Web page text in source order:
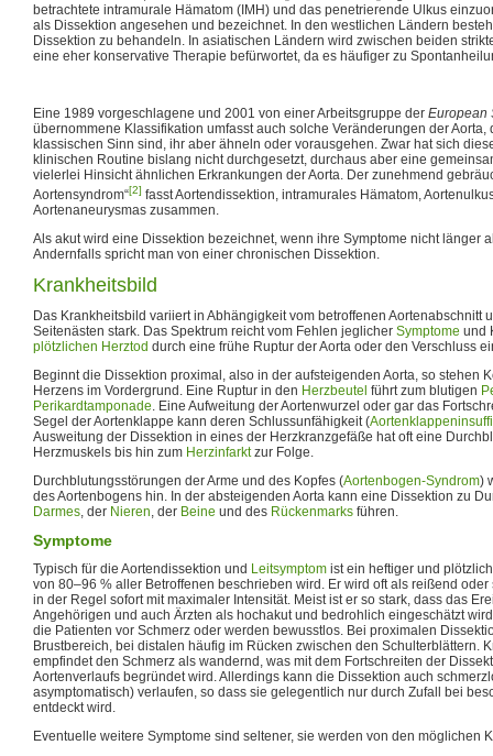
betrachtete intramurale Hämatom (IMH) und das penetrierende Ulkus
als Dissektion angesehen und bezeichnet. In den westlichen Ländern
Dissektion zu behandeln. In asiatischen Ländern wird zwischen beiden
eine eher konservative Therapie befürwortet, da es häufiger zu
Eine 1989 vorgeschlagene und 2001 von einer Arbeitsgruppe der European
übernommene Klassifikation umfasst auch solche Veränderungen der
klassischen Sinn sind, ihr aber ähneln oder vorausgehen. Zwar hat sich
klinischen Routine bislang nicht durchgesetzt, durchaus aber eine
vielerlei Hinsicht ähnlichen Erkrankungen der Aorta. Der zunehmend
Aortensyndrom“[2] fasst Aortendissektion, intramurales Hämatom,
Aortenaneurysmas zusammen.
Als akut wird eine Dissektion bezeichnet, wenn ihre Symptome nicht länger
Andernfalls spricht man von einer chronischen Dissektion.
Krankheitsbild
Das Krankheitsbild variiert in Abhängigkeit vom betroffenen Aortenabschnitt
Seitenästen stark. Das Spektrum reicht vom Fehlen jeglicher Symptome und
plötzlichen Herztod durch eine frühe Ruptur der Aorta oder den Verschluss
Beginnt die Dissektion proximal, also in der aufsteigenden Aorta, so stehen
Herzens im Vordergrund. Eine Ruptur in den Herzbeutel führt zum blutigen
Perikardtamponade. Eine Aufweitung der Aortenwurzel oder gar das
Segel der Aortenklappe kann deren Schlussunfähigkeit (
Ausweitung der Dissektion in eines der Herzkranzgefäße hat oft eine
Herzmuskels bis hin zum Herzinfarktzur Folge.
Durchblutungsstörungen der Arme und des Kopfes (Aortenbogen-Syndrom)
des Aortenbogens hin. In der absteigenden Aorta kann eine Dissektion zu
Darmes, der Nieren, der Beine und des Rückenmarks führen.
Symptome
Typisch für die Aortendissektion und Leitsymptom ist ein heftiger und
von 80–96 % aller Betroffenen beschrieben wird. Er wird oft als reißend
in der Regel sofort mit maximaler Intensität. Meist ist er so stark, dass das
Angehörigen und auch Ärzten als hochakut und bedrohlich eingeschätzt
die Patienten vor Schmerz oder werden bewusstlos. Bei proximalen
Brustbereich, bei distalen häufig im Rücken zwischen den Schulterblättern.
empfindet den Schmerz als wandernd, was mit dem Fortschreiten der
Aortenverlaufs begründet wird. Allerdings kann die Dissektion auch
asymptomatisch) verlaufen, so dass sie gelegentlich nur durch Zufall bei
entdeckt wird.
Eventuelle weitere Symptome sind seltener, sie werden von den möglichen